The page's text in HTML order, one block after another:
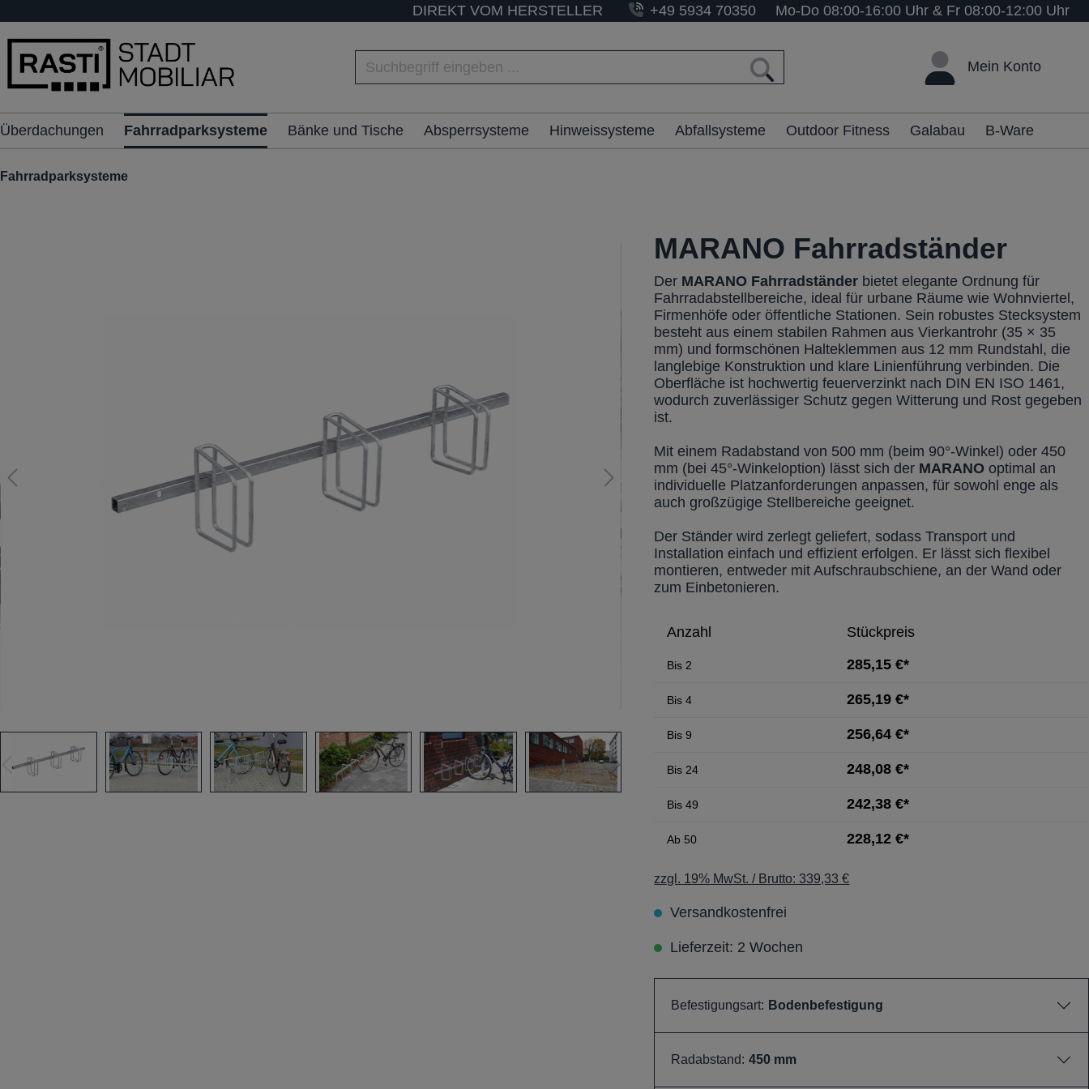
springen
DIREKT VOM HERSTELLER +49 5934 70350 Mo-Do 08:00-16:00 Uhr & Fr 08:00-12:00 Uhr
Mein Konto
Überdachungen Fahrradparksysteme Bänke und Tische Absperrsysteme Hinweissysteme Abfallsysteme Outdoor Fitness Galabau B-Ware
Fahrradparksysteme
MARANO Fahrradständer
Der MARANO Fahrradständer bietet elegante Ordnung für
Fahrradabstellbereiche, ideal für urbane Räume wie Wohnviertel,
Firmenhöfe oder öffentliche Stationen. Sein robustes Stecksystem
besteht aus einem stabilen Rahmen aus Vierkantrohr (35 × 35
mm) und formschönen Halteklemmen aus 12 mm Rundstahl, die
langlebige Konstruktion und klare Linienführung verbinden. Die
Oberfläche ist hochwertig feuerverzinkt nach DIN EN ISO 1461,
wodurch zuverlässiger Schutz gegen Witterung und Rost gegeben
ist.
Mit einem Radabstand von 500 mm (beim 90°-Winkel) oder 450
mm (bei 45°-Winkeloption) lässt sich der MARANO optimal an
individuelle Platzanforderungen anpassen, für sowohl enge als
auch großzügige Stellbereiche geeignet.
Der Ständer wird zerlegt geliefert, sodass Transport und
Installation einfach und effizient erfolgen. Er lässt sich flexibel
montieren, entweder mit Aufschraubschiene, an der Wand oder
zum Einbetonieren.
Anzahl Stückpreis
Bis2 285,15 €*
Bis4 265,19 €*
Bis9 256,64 €*
Bis24 248,08 €*
Bis49 242,38 €*
Ab 50 228,12 €*
zzgl. 19% MwSt. / Brutto: 339,33 €
Versandkostenfrei
Lieferzeit: 2 Wochen
Befestigungsart: Bodenbefestigung
Radabstand: 450 mm